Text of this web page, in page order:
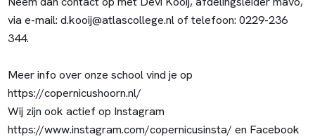
via e-mail: d.kooij@atlascollege.nl of telefoon: 0229-236
344.
Meer info over onze school vind je op
https://copernicushoorn.nl/
Wij zijn ook actief op Instagram
https://www.instagram.com/copernicusinsta/ en Facebook